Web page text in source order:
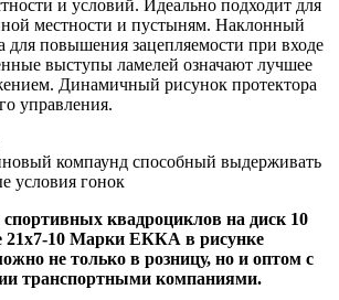
и условий. Идеально подходит для
местности и пустыням. Наклонный
для повышения зацепляемости при входе
выступы ламелей означают лучшее
Динамичный рисунок протектора
управления.
компаунд способный выдерживать
условия гонок
квадроциклов на диск 10
21х7-10 Марки ЕККА в рисунке
не только в розницу, но и оптом с
транспортными компаниями.